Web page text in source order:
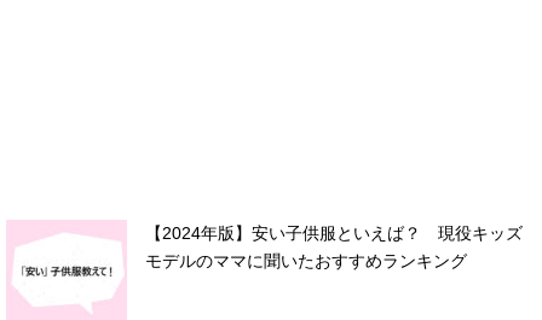
【2024年版】安い子供服といえば？ 現役キッズ
モデルのママに聞いたおすすめランキング